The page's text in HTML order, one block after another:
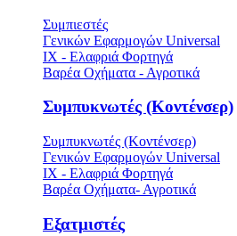
Συμπιεστές
Γενικών Εφαρμογών Universal
ΙΧ - Ελαφριά Φορτηγά
Βαρέα Οχήματα - Αγροτικά
Συμπυκνωτές (Κοντένσερ)
Συμπυκνωτές (Κοντένσερ)
Γενικών Εφαρμογών Universal
ΙΧ - Ελαφριά Φορτηγά
Βαρέα Οχήματα- Αγροτικά
Εξατμιστές